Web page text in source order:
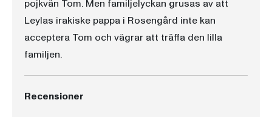
pojkvän Tom. Men familjelyckan grusas av att
Leylas irakiske pappa i Rosengård inte kan
acceptera Tom och vägrar att träffa den lilla
familjen.
Recensioner